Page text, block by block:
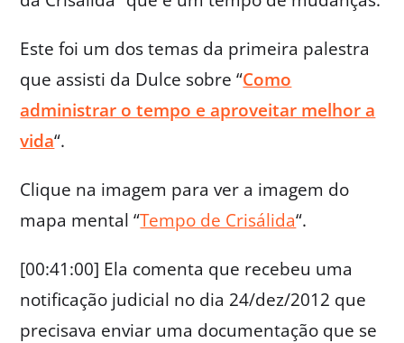
Este foi um dos temas da primeira palestra
que assisti da Dulce sobre “Como
administrar o tempo e aproveitar melhor a
vida“.
Clique na imagem para ver a imagem do
mapa mental “Tempo de Crisálida“.
[00:41:00] Ela comenta que recebeu uma
notificação judicial no dia 24/dez/2012 que
precisava enviar uma documentação que se